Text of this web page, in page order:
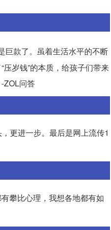
巨款了。虽着生活水平的不断
岁钱”的本质，给孩子们带来
ZOL问答
更进一步。最后是网上流传1
攀比心理，我想各地都有如